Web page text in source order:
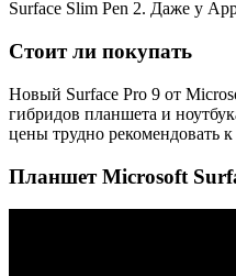
Surface Slim Pen 2. Даже у
Стоит ли покупать
Новый Surface Pro 9 от
гибридов планшета и
цены трудно рекомендовать
Планшет Microsoft